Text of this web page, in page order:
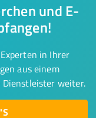
und E-
in Ihrer
aus einem
Dienstleister weiter.